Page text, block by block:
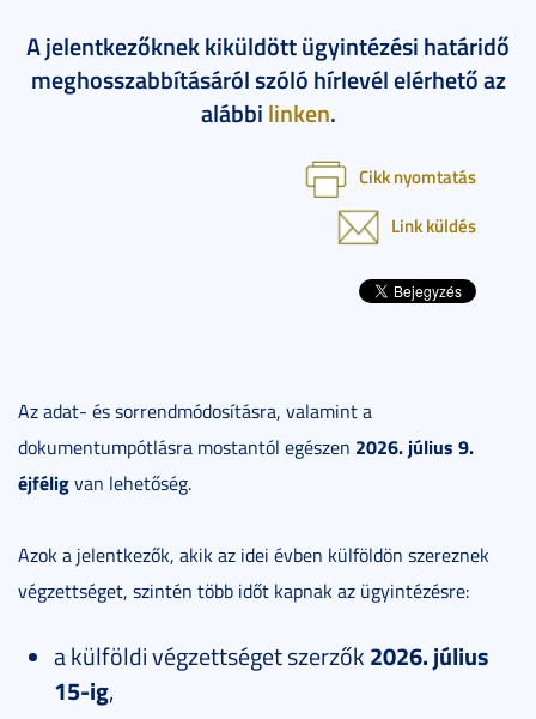
A jelentkezőknek kiküldött ügyintézési határidő
meghosszabbításáról szóló hírlevél elérhető az
alábbi linken.
Cikk nyomtatás
Link küldés
Az adat- és sorrendmódosításra, valamint a
dokumentumpótlásra mostantól egészen 2026. július 9.
éjféligvan lehetőség.
Azok a jelentkezők, akik az idei évben külföldön szereznek
végzettséget, szintén több időt kapnak az ügyintézésre:
a külföldi végzettséget szerzők 2026. július
15-ig,